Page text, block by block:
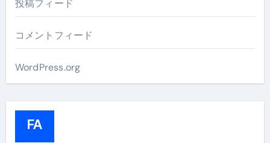
投稿フィード
コメントフィード
WordPress.org
FA